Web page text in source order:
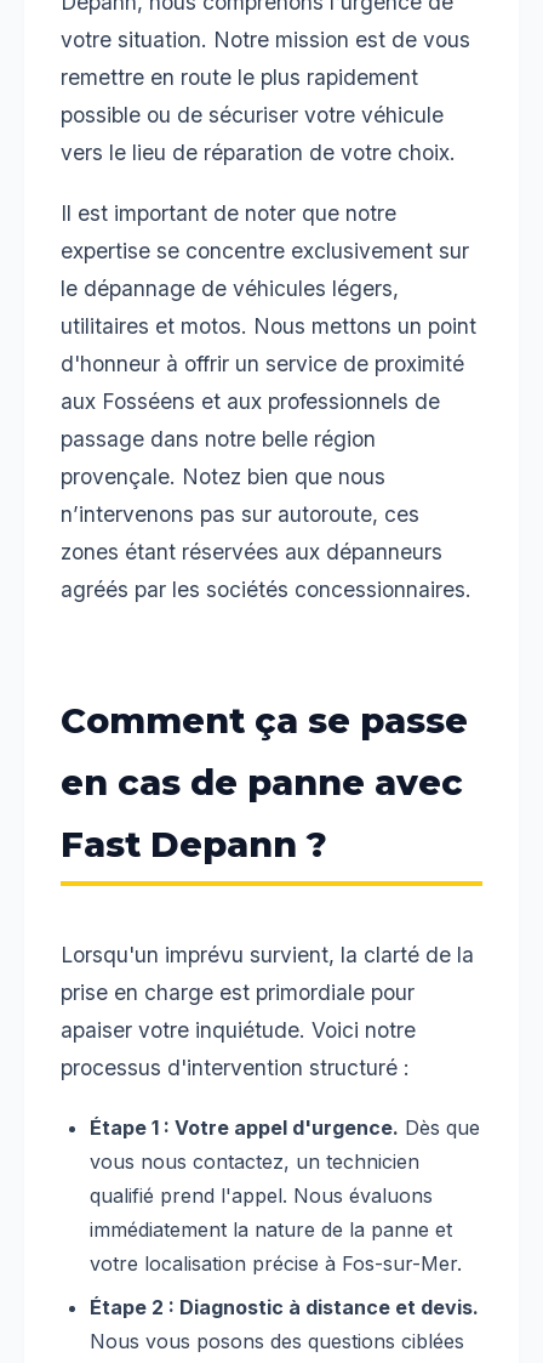
votre situation. Notre mission est de vous
remettre en route le plus rapidement
possible ou de sécuriser votre véhicule
vers le lieu de réparation de votre choix.
Il est important de noter que notre
expertise se concentre exclusivement sur
le dépannage de véhicules légers,
utilitaires et motos. Nous mettons un point
d'honneur à offrir un service de proximité
aux Fosséens et aux professionnels de
passage dans notre belle région
provençale. Notez bien que nous
n’intervenons pas sur autoroute, ces
zones étant réservées aux dépanneurs
agréés par les sociétés concessionnaires.
Comment ça se passe
en cas de panne avec
Fast Depann ?
Lorsqu'un imprévu survient, la clarté de la
prise en charge est primordiale pour
apaiser votre inquiétude. Voici notre
processus d'intervention structuré :
Étape 1 : Votre appel d'urgence. Dès que
vous nous contactez, un technicien
qualifié prend l'appel. Nous évaluons
immédiatement la nature de la panne et
votre localisation précise à Fos-sur-Mer.
Étape 2 : Diagnostic à distance et devis.
Nous vous posons des questions ciblées